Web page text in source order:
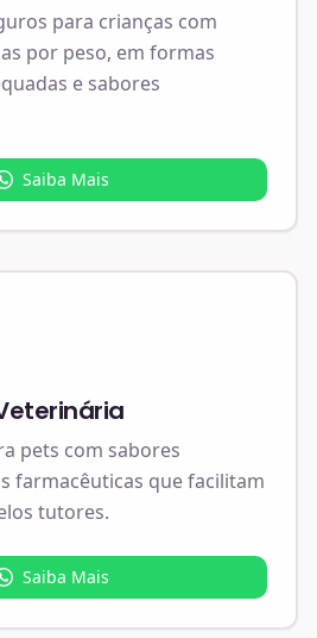
para crianças com
por peso, em formas
e sabores
Saiba Mais
pets com sabores
farmacêuticas que facilitam
tutores.
Saiba Mais